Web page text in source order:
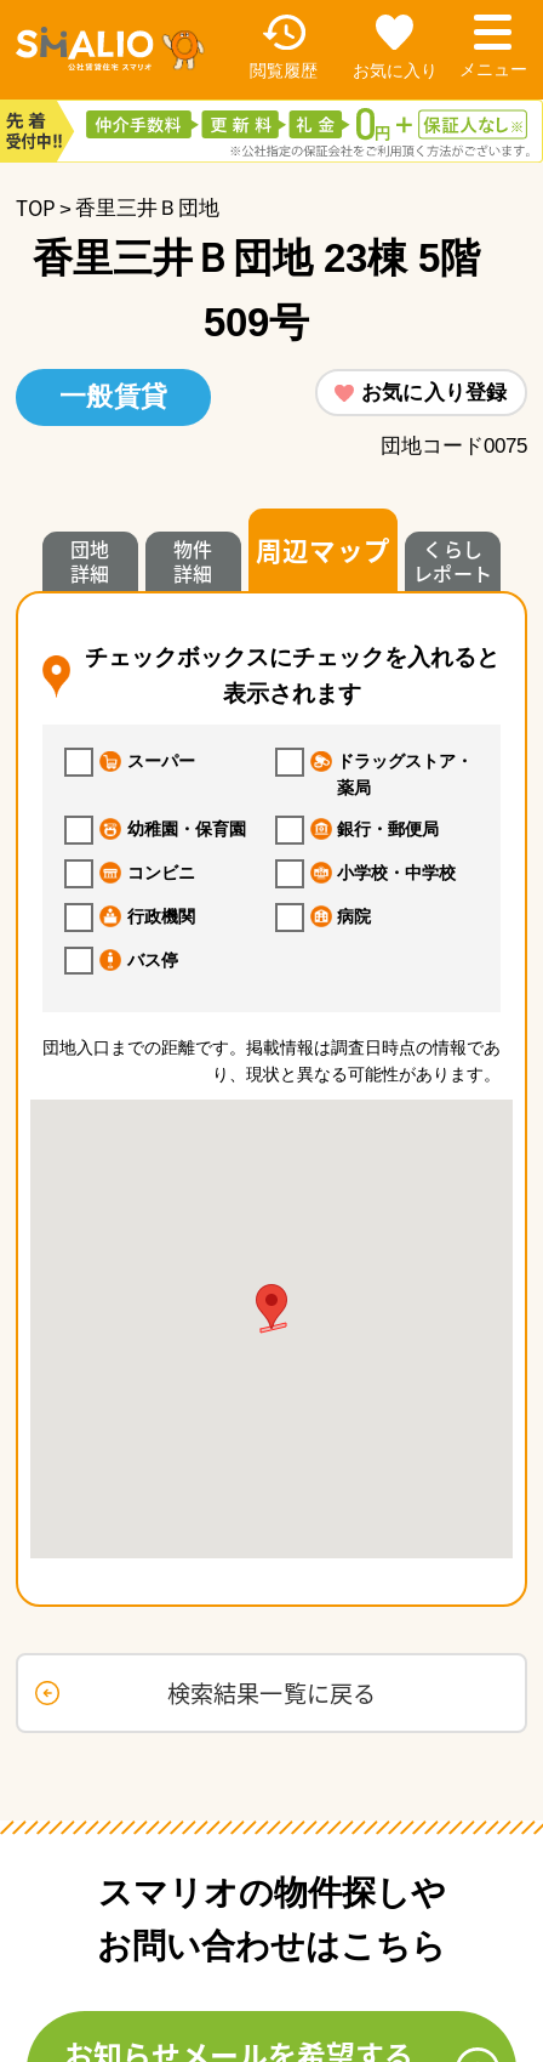
閲覧履歴 お気に入り
TOP 香里三井Ｂ団地
香里三井Ｂ団地 23棟 5階
509号
一般賃貸 お気に入り登録
団地コード0075
団地
詳細
物件
詳細
周辺マップ
くらし
レポート
チェックボックスにチェックを入れると
表示されます
スーパー
ドラッグストア・
薬局
幼稚園・保育園 銀行・郵便局
コンビニ 小学校・中学校
行政機関 病院
バス停
団地入口までの距離です。掲載情報は調査日時点の情報であ
り、現状と異なる可能性があります。
検索結果一覧に戻る
スマリオの物件探しや
お問い合わせはこちら